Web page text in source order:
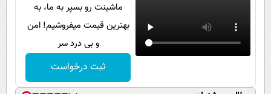
ماشینت رو بسپر به ما، به
بهترین قیمت میفروشیم! امن
و بی درد سر
ثبت درخواست